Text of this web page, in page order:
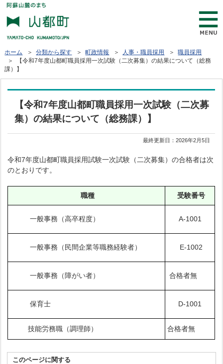
ホーム ＞分類から探す ＞町政情報 ＞ 人事・職員採用 ＞職員採用
＞ 【令和7年度山都町職員採用一次試験（二次募集）の結果について（総務
課）】
【令和7年度山都町職員採用一次試験（二次募
集）の結果について（総務課）】
最終更新日：2026年2月5日
令和7年度山都町職員採用試験一次試験（二次募集）の合格者は次
のとおりです。
職種 受験番号
一般事務（高卒程度） A-1001
一般事務（民間企業等職務経験者） E-1002
一般事務（障がい者） 合格者無
保育士 D-1001
技能労務職（調理師） 合格者無
このページに関する